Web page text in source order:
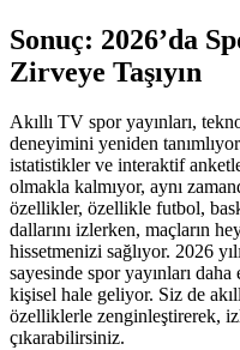
Sonuç: 2026’da
Zirveye Taşıyın
Akıllı TV spor yayınları,
deneyimini yeniden
istatistikler ve interaktif
olmakla kalmıyor, aynı
özellikler, özellikle futbol,
dallarını izlerken, maçların
hissetmenizi sağlıyor. 2026
sayesinde spor yayınları
kişisel hale geliyor. Siz de
özelliklerle zenginleştirerek,
çıkarabilirsiniz.